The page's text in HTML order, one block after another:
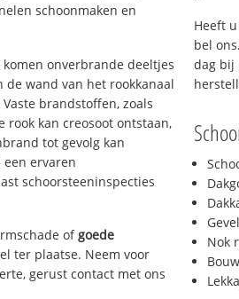
schoonmaken en
onverbrande deeltjes
de wand van het rookkanaal
brandstoffen, zoals
rook kan creosoot ontstaan,
tot gevolg kan
ervaren
schoorsteeninspecties
ofgoede
ter plaatse. Neem voor
gerust contact met ons
Heeft
bel
dag bij
Nok